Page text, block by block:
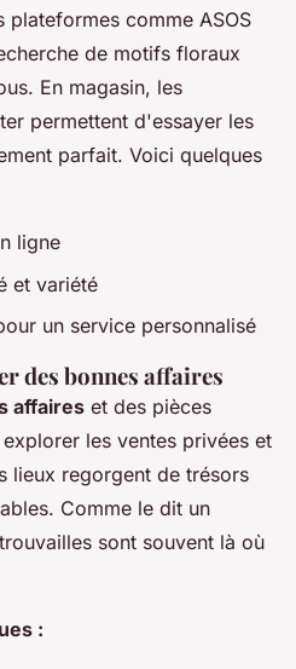
plateformes comme ASOS
de motifs floraux
En magasin, les
permettent d'essayer les
parfait. Voici quelques
ligne
et variété
un service personnalisé
des bonnes affaires
affaires et des pièces
les ventes privées et
lieux regorgent de trésors
Comme le dit un
sont souvent là où
: